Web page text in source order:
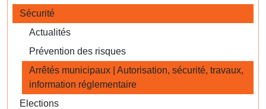
Sécurité
Actualités
Prévention des risques
Arrêtés municipaux | Autorisation, sécurité, travaux,
information réglementaire
Elections